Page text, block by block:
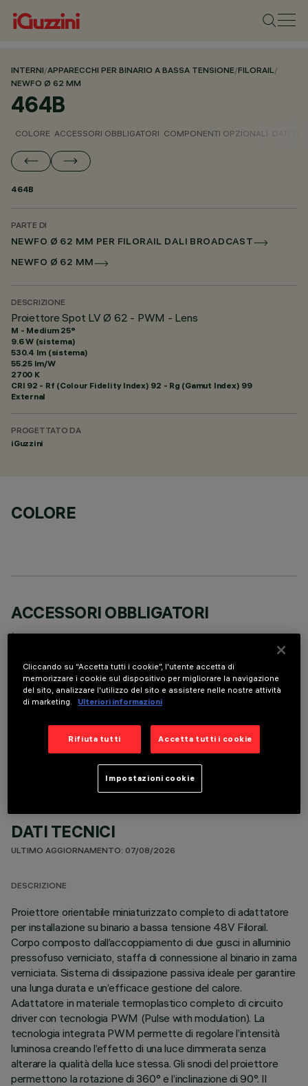
INTERNI/APPARECCHI PER BINARIO A BASSA TENSIONE/FILORAIL/
NEWFO Ø 62 MM
464B
COLORE ACCESSORI OBBLIGATORI COMPONENTI OPZIONALI
464B
PARTE DI
NEWFO Ø 62 MM PER FILORAIL DALI BROADCAST
NEWFO Ø 62 MM
DESCRIZIONE
Proiettore Spot LV Ø 62 - PWM - Lens
M - Medium 25°
9.6 W (sistema)
530.4 lm (sistema)
55.25 lm/W
2700 K
CRI 92 - Rf (Colour Fidelity Index) 92 - Rg (Gamut Index) 99
External
PROGETTATO DA
iGuzzini
COLORE
ACCESSORI OBBLIGATORI
È necessario ordinare uno degli accessori obbligatori per installare e utilizzare correttamente il
COMPONENTI OPZIONALI
DATI TECNICI
ULTIMO AGGIORNAMENTO: 07/08/2026
DESCRIZIONE
Proiettore orientabile miniaturizzato completo di adattatore
per installazione su binario a bassa tensione 48V Filorail.
Corpo composto dall’accoppiamento di due gusci in alluminio
pressofuso verniciato, staffa di connessione al binario in zama
verniciata. Sistema di dissipazione passiva ideale per garantire
una lunga durata e un’efficace gestione del calore.
Adattatore in materiale termoplastico completo di circuito
driver con tecnologia PWM (Pulse with modulation). La
tecnologia integrata PWM permette di regolare l’intensità
luminosa creando l’effetto di una luce dimmerata senza
alterare la qualità della luce stessa. Gli snodi del proiettore
permettono la rotazione di 360° e l’inclinazione di 90°. Il
Cliccando su “Accetta tutti i cookie”, l'utente accetta di
memorizzare i cookie sul dispositivo per migliorare la navigazione
del sito, analizzare l'utilizzo del sito e assistere nelle nostre attività
di marketing. Ulteriori informazioni
Rifiuta tutti Accetta tutti i cookie
Impostazioni cookie